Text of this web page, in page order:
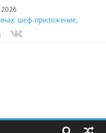
шеф-приложение,
насквозь
полётах дронов и
почему кокосовая вода с
главным трендом